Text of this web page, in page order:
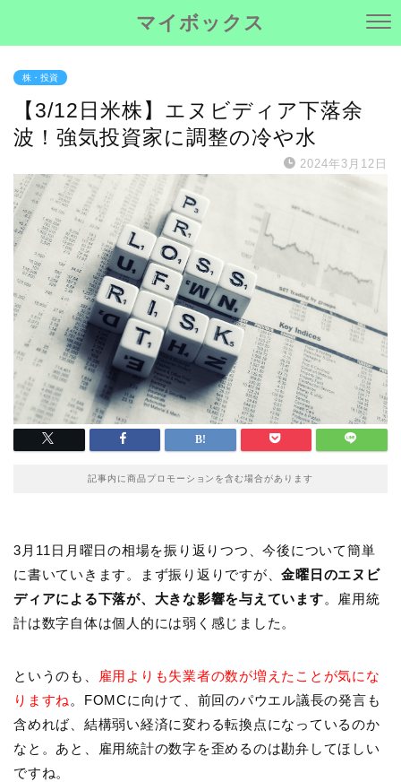
マイボックス
株・投資
【3/12日米株】エヌビディア下落余
波！強気投資家に調整の冷や水
2024年3月12日
記事内に商品プロモーションを含む場合があります
3月11日月曜日の相場を振り返りつつ、今後について簡単
に書いていきます。まず振り返りですが、金曜日のエヌビ
ディアによる下落が、大きな影響を与えています。雇用統
計は数字自体は個人的には弱く感じました。
というのも、
雇用よりも失業者の数が増えたことが気にな
りますね 。FOMCに向けて、前回のパウエル議長の発言も
含めれば、結構弱い経済に変わる転換点になっているのか
なと。あと、雇用統計の数字を歪めるのは勘弁してほしい
ですね。